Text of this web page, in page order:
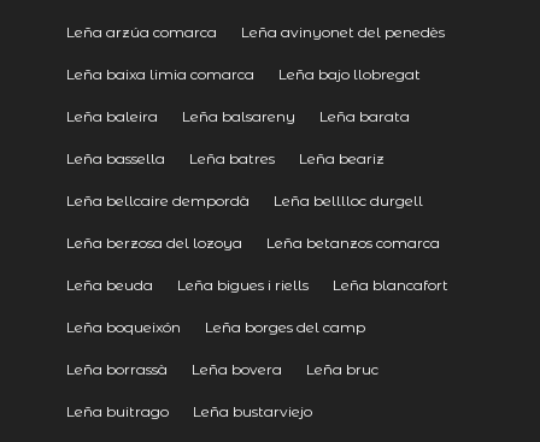
Leña arzúa comarca Leña avinyonet del penedès
Leña baixa limia comarca Leña bajo llobregat
Leña baleira Leña balsareny Leña barata
Leña bassella Leña batres Leña beariz
Leña bellcaire dempordà Leña belllloc durgell
Leña berzosa del lozoya Leña betanzos comarca
Leña beuda Leña bigues i riells Leña blancafort
Leña boqueixón Leña borges del camp
Leña borrassà Leña bovera Leña bruc
Leña buitrago Leña bustarviejo